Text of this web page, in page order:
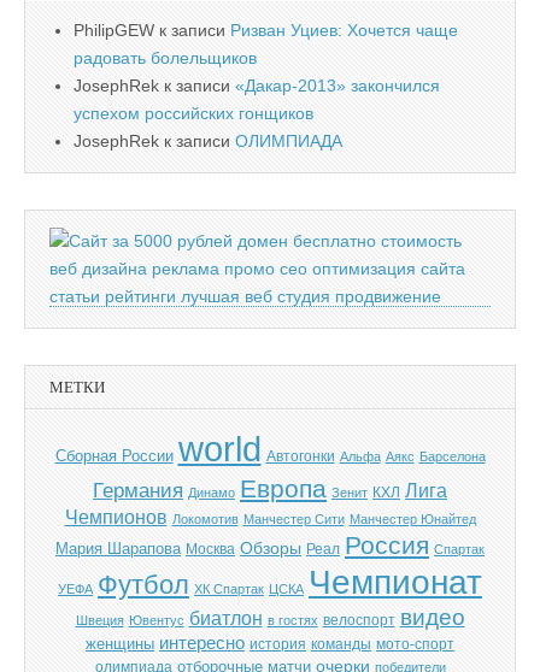
PhilipGEW к записи Ризван Уциев: Хочется чаще
радовать болельщиков
JosephRek к записи «Дакар-2013» закончился
успехом российских гонщиков
JosephRek к записи ОЛИМПИАДА
МЕТКИ
Cборная России world Автогонки Альфа Аякс Барселона
Германия Динамо Европа Зенит КХЛ Лига
Чемпионов Локомотив Манчестер Сити Манчестер Юнайтед
Мария Шарапова Москва Обзоры Реал Россия Спартак
УЕФА Футбол ХК Спартак ЦСКА Чемпионат
Швеция Ювентус биатлон в гостях велоспорт видео
женщины интересно история команды мото-спорт
олимпиада отборочные матчи очерки победители